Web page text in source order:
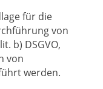
für die
von
b) DSGVO,
von
werden.